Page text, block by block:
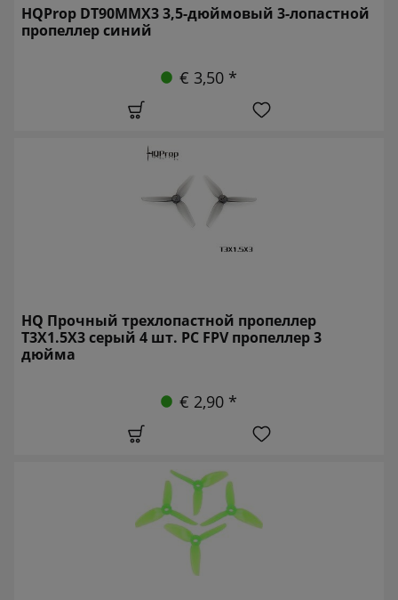
HQProp DT90MMX3 3,5-дюймовый 3-лопастной
пропеллер синий
€ 3,50 *
HQ Прочный трехлопастной пропеллер
T3X1.5X3 серый 4 шт. PC FPV пропеллер 3
дюйма
€ 2,90 *